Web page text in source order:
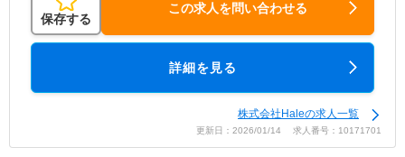
保存する
この求人を問い合わせる
詳細を見る
株式会社Haleの求人一覧
更新日：2026/01/14 求人番号：10171701